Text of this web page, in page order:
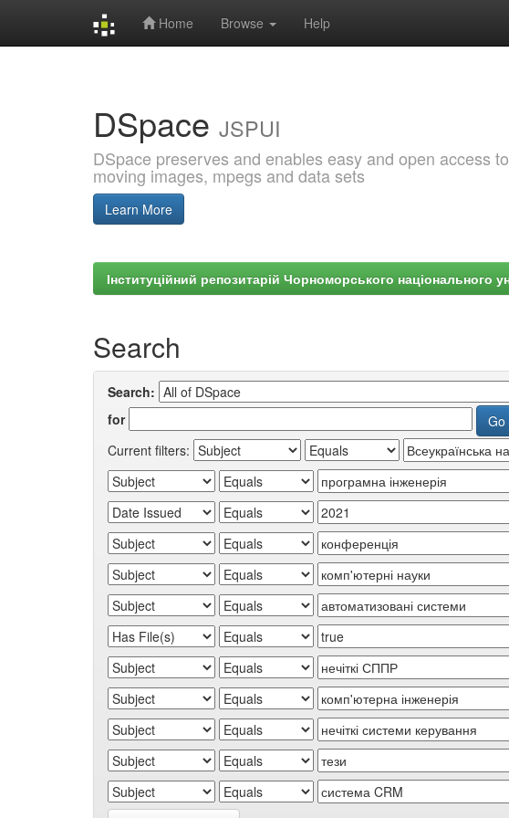
Home Browse Help
DSpace JSPUI
DSpace preserves and enables easy and open access
moving images, mpegs and data sets
Learn More
Інституційний репозитарій Чорноморського національного
Search
Search:
for
Current filters: